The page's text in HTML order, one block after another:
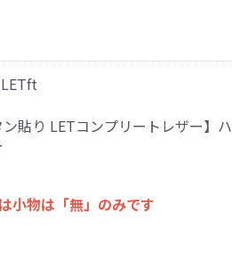
貼り LETコンプリートレザー】ハ
小物は「無」のみです